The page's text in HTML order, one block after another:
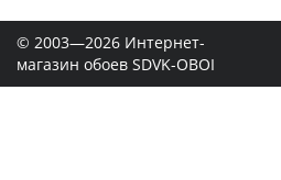
© 2003—2026 Интернет-
магазин обоев SDVK-OBOI